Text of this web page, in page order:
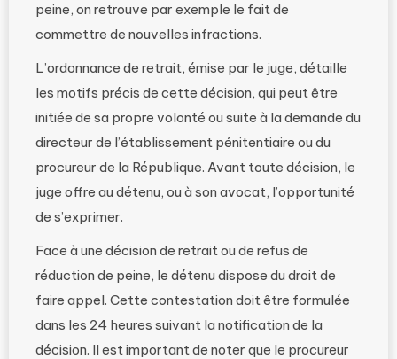
peine, on retrouve par exemple le fait de
commettre de nouvelles infractions.
L’ordonnance de retrait, émise par le juge, détaille
les motifs précis de cette décision, qui peut être
initiée de sa propre volonté ou suite à la demande du
directeur de l’établissement pénitentiaire ou du
procureur de la République. Avant toute décision, le
juge offre au détenu, ou à son avocat, l’opportunité
de s’exprimer.
Face à une décision de retrait ou de refus de
réduction de peine, le détenu dispose du droit de
faire appel. Cette contestation doit être formulée
dans les 24 heures suivant la notification de la
décision. Il est important de noter que le procureur